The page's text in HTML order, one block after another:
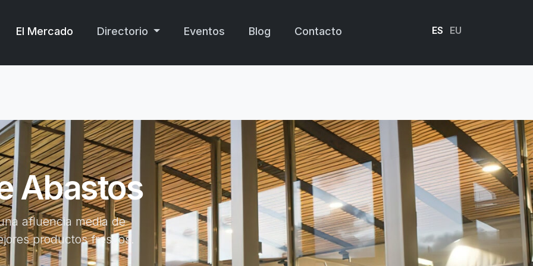
El Mercado Directorio Eventos Blog Contacto ES EU
Abastos
afluencia media de
productos frescos.